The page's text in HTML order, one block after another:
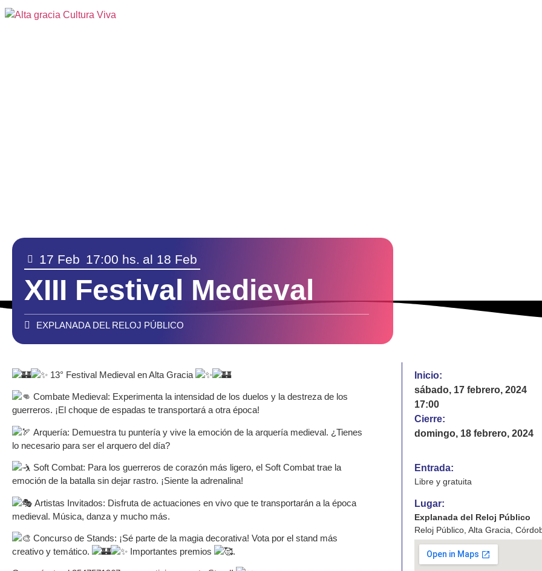
17 Feb 17:00 hs. al 18 Feb
XIII Festival Medieval
EXPLANADA DEL RELOJ PÚBLICO
13° Festival Medieval en Alta Gracia
Combate Medieval: Experimenta la intensidad de los duelos y la destreza de los
guerreros. ¡El choque de espadas te transportará a otra época!
Arquería: Demuestra tu puntería y vive la emoción de la arquería medieval. ¿Tienes
lo necesario para ser el arquero del día?
Soft Combat: Para los guerreros de corazón más ligero, el Soft Combat trae la
emoción de la batalla sin dejar rastro. ¡Siente la adrenalina!
Artistas Invitados: Disfruta de actuaciones en vivo que te transportarán a la época
medieval. Música, danza y mucho más.
Concurso de Stands: ¡Sé parte de la magia decorativa! Vota por el stand más
creativo y temático.
Importantes premios .
Inicio:
sábado, 17 febrero, 2024
17:00
Cierre:
domingo, 18 febrero, 2024
Entrada:
Libre y gratuita
Lugar:
Explanada del Reloj Público
Reloj Público, Alta Gracia,